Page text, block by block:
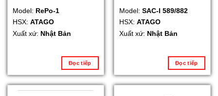
Model: RePo-1
HSX: ATAGO
Xuất xứ: Nhật Bản
Đọc tiếp
Model: SAC-I 589/882
HSX: ATAGO
Xuất xứ: Nhật Bản
Đọc tiếp